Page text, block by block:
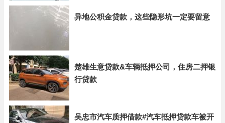
异地公积金贷款，这些隐形坑一定要留意
楚雄生意贷款&车辆抵押公司，住房二押银
行贷款
吴忠市汽车质押借款#汽车抵押贷款车被开